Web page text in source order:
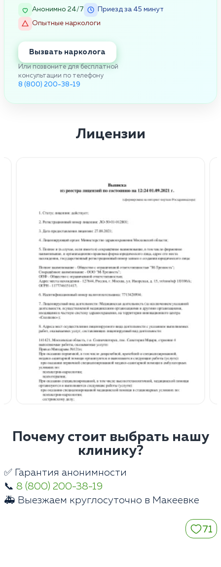
Анонимно 24/7
Приезд за 45 минут
Опытные наркологи
Вызвать нарколога
Или позвоните для бесплатной
консультации по телефону
8 (800) 200-38-19
Лицензии
Почему стоит выбрать нашу
клинику?
✅ Гарантия анонимности
📞 8 (800) 200-38-19
🚑 Выезжаем круглосуточно в Макеевке
71